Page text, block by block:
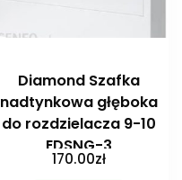
Diamond Szafka
nadtynkowa głęboka
do rozdzielacza 9-10
EDSNG-3
170.00zł